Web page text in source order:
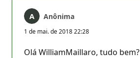
Anônima
1 de mai. de 2018 22:28
Olá WilliamMaillaro, tudo bem?